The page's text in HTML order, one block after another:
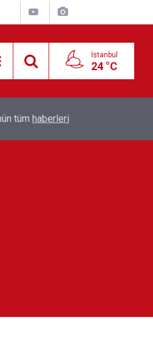
İstanbul
24 °C
sahnelere ara verdi: ''En az
tüm haberleri